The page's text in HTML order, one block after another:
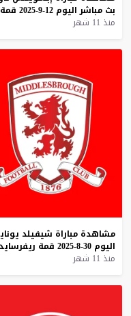
بث مباشر اليوم 12-9-2025 قمة
منذ 11 شهر
مشاهدة مباراة شيفيلد
اليوم 30-8-2025 قمة ريفرسايد
منذ 11 شهر